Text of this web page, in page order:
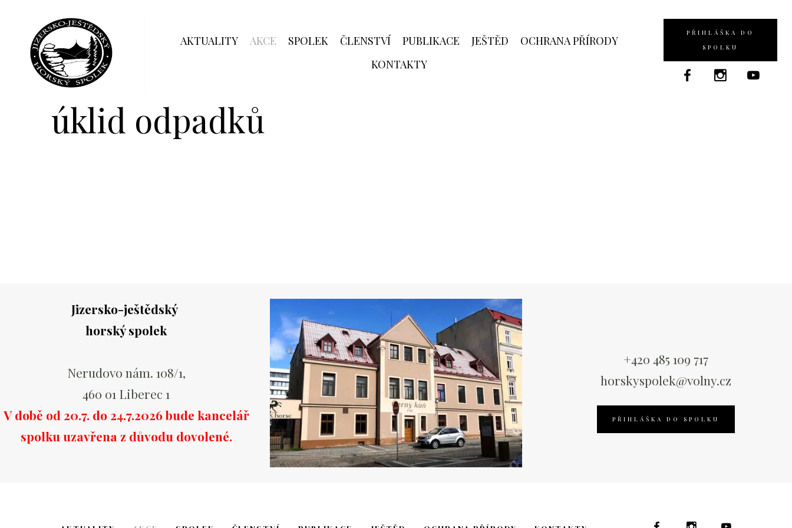
AKTUALITY AKCE SPOLEK ČLENSTVÍ PUBLIKACE JEŠTĚD
OCHRANA PŘÍRODY
KONTAKTY
PŘIHLÁŠKA DO
SPOLKU
úklid odpadků
Jizersko-ještědský
horský spolek
Nerudovo nám. 108/1,
460 01 Liberec 1
V době od 20.7. do 24.7.2026 bude kancelář
spolku uzavřena z důvodu dovolené.
+420 485 109 717
horskyspolek@volny.cz
PŘIHLÁŠKA DO SPOLKU